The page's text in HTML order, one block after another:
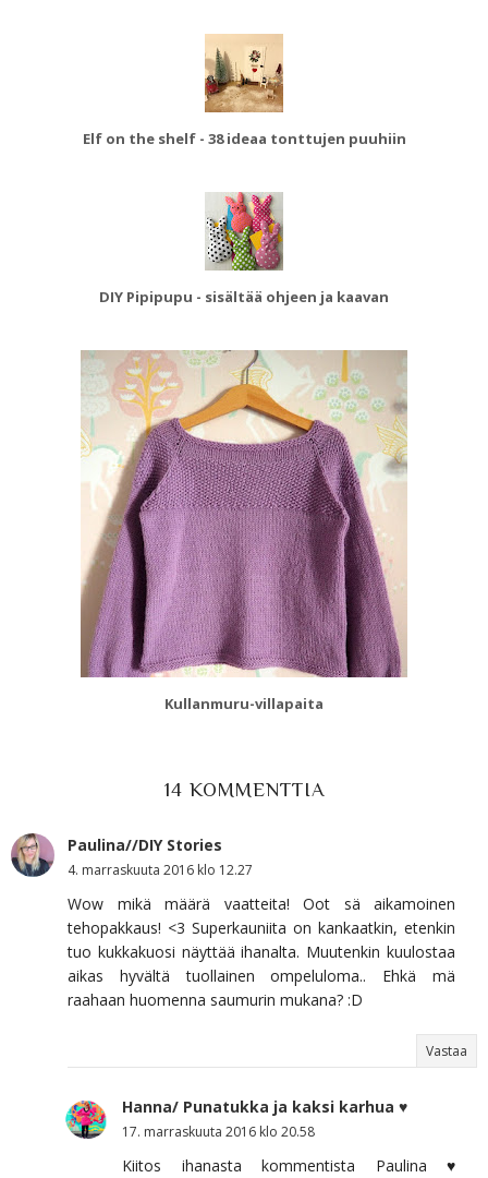
Elf on the shelf - 38 ideaa tonttujen puuhiin
DIY Pipipupu - sisältää ohjeen ja kaavan
Kullanmuru-villapaita
14 KOMMENTTIA
Paulina//DIY Stories
4. marraskuuta 2016 klo 12.27
Wow mikä määrä vaatteita! Oot sä aikamoinen
tehopakkaus! <3 Superkauniita on kankaatkin, etenkin
tuo kukkakuosi näyttää ihanalta. Muutenkin kuulostaa
aikas hyvältä tuollainen ompeluloma.. Ehkä mä
raahaan huomenna saumurin mukana? :D
Vastaa
Hanna/ Punatukka ja kaksi karhua ♥
17. marraskuuta 2016 klo 20.58
Kiitos ihanasta kommentista Paulina ♥